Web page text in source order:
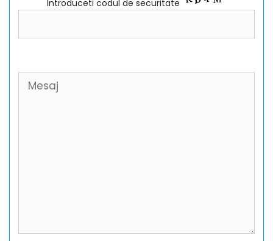
Introduceti codul de securitate